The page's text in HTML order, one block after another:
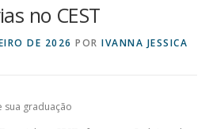
no CEST
DE 2026 POR IVANNA JESSICA
graduação